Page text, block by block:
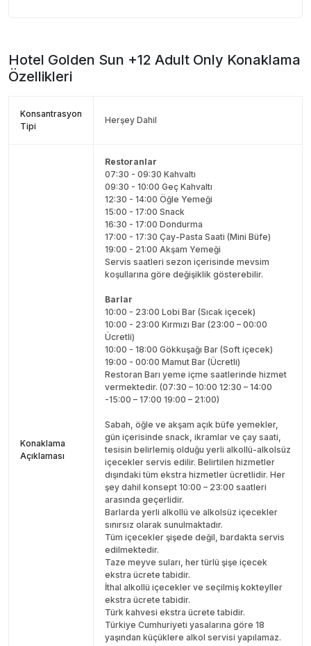
Hotel Golden Sun +12 Adult Only Konaklama
Özellikleri
Konsantrasyon
Tipi
Herşey Dahil
Konaklama
Açıklaması
Restoranlar
07:30 - 09:30 Kahvaltı
09:30 - 10:00 Geç Kahvaltı
12:30 - 14:00 Öğle Yemeği
15:00 - 17:00 Snack
16:30 - 17:00 Dondurma
17:00 - 17:30 Çay-Pasta Saati (Mini Büfe)
19:00 - 21:00 Akşam Yemeği
Servis saatleri sezon içerisinde mevsim
koşullarına göre değişiklik gösterebilir.
Barlar
10:00 - 23:00 Lobi Bar (Sıcak içecek)
10:00 - 23:00 Kırmızı Bar (23:00 – 00:00
Ücretli)
10:00 - 18:00 Gökkuşağı Bar (Soft içecek)
19:00 - 00:00 Mamut Bar (Ücretli)
Restoran Barı yeme içme saatlerinde hizmet
vermektedir. (07:30 – 10:00 12:30 – 14:00
-15:00 – 17:00 19:00 – 21:00)
Sabah, öğle ve akşam açık büfe yemekler,
gün içerisinde snack, ikramlar ve çay saati,
tesisin belirlemiş olduğu yerli alkollü-alkolsüz
içecekler servis edilir. Belirtilen hizmetler
dışındaki tüm ekstra hizmetler ücretlidir. Her
şey dahil konsept 10:00 – 23:00 saatleri
arasında geçerlidir.
Barlarda yerli alkollü ve alkolsüz içecekler
sınırsız olarak sunulmaktadır.
Tüm içecekler şişede değil, bardakta servis
edilmektedir.
Taze meyve suları, her türlü şişe içecek
ekstra ücrete tabidir.
İthal alkollü içecekler ve seçilmiş kokteyller
ekstra ücrete tabidir.
Türk kahvesi ekstra ücrete tabidir.
Türkiye Cumhuriyeti yasalarına göre 18
yaşından küçüklere alkol servisi yapılamaz.